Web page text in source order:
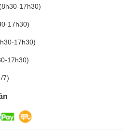
(8h30-17h30)
17h30)
17h30)
17h30)
7)